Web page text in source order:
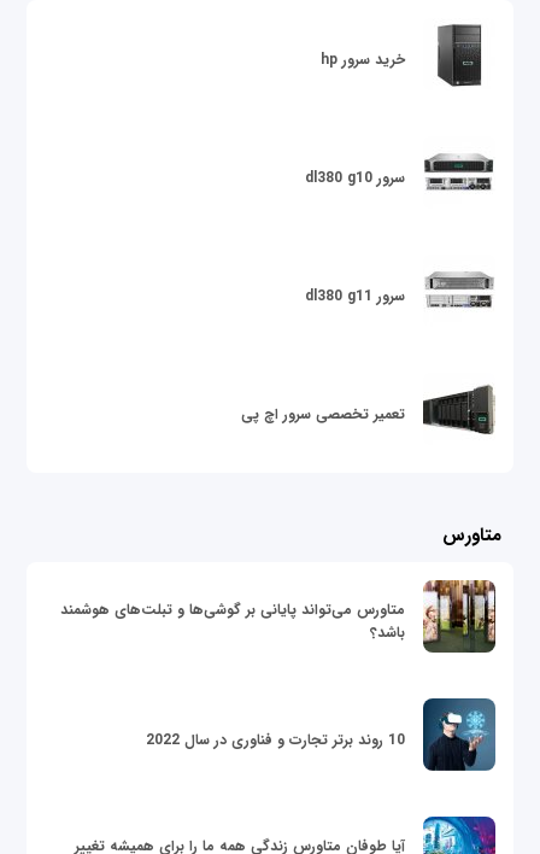
خرید سرور hp
سرور dl380 g10
سرور dl380 g11
تعمیر تخصصی سرور اچ پی
متاورس
متاورس می‌تواند پایانی بر گوشی‌ها و تبلت‌های هوشمند
باشد؟
10 روند برتر تجارت و فناوری در سال 2022
آیا طوفان متاورس زندگی همه ما را برای همیشه تغییر